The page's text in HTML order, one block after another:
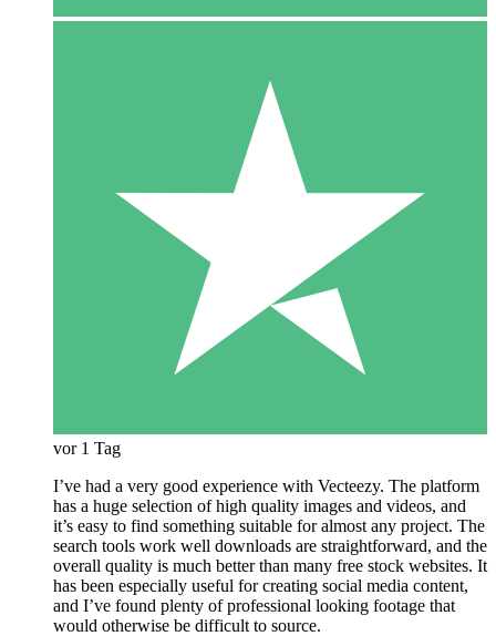
vor 1 Tag
I’ve had a very good experience with Vecteezy. The platform
has a huge selection of high quality images and videos, and
it’s easy to find something suitable for almost any project. The
search tools work well downloads are straightforward, and the
overall quality is much better than many free stock websites. It
has been especially useful for creating social media content,
and I’ve found plenty of professional looking footage that
would otherwise be difficult to source.